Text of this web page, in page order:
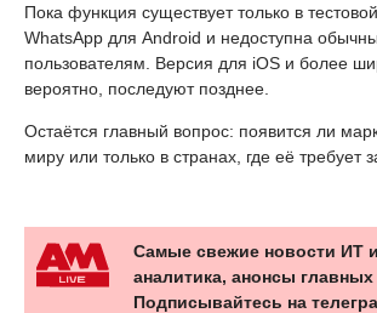
Пока функция существует только в
WhatsApp для Android и недоступна
пользователям. Версия для iOS и более
вероятно, последуют позднее.
Остаётся главный вопрос: появится ли
миру или только в странах, где её требует
Самые свежие новости ИТ
аналитика, анонсы главных
Подписывайтесь на